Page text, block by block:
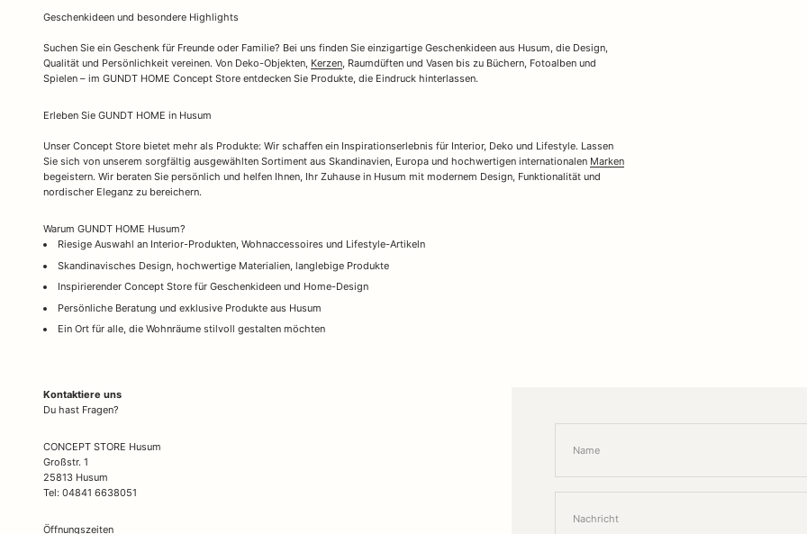
Geschenkideen und besondere Highlights
Suchen Sie ein Geschenk für Freunde oder Familie? Bei uns finden Sie einzigartige Geschenkideen aus Husum, die Design,
Qualität und Persönlichkeit vereinen. Von Deko-Objekten, Kerzen, Raumdüften und Vasen bis zu Büchern, Fotoalben und
Spielen – im GUNDT HOME Concept Store entdecken Sie Produkte, die Eindruck hinterlassen.
Erleben Sie GUNDT HOME in Husum
Unser Concept Store bietet mehr als Produkte: Wir schaffen ein Inspirationserlebnis für Interior, Deko und Lifestyle. Lassen
Sie sich von unserem sorgfältig ausgewählten Sortiment aus Skandinavien, Europa und hochwertigen internationalen Marken
begeistern. Wir beraten Sie persönlich und helfen Ihnen, Ihr Zuhause in Husum mit modernem Design, Funktionalität und
nordischer Eleganz zu bereichern.
Warum GUNDT HOME Husum?
Riesige Auswahl an Interior-Produkten, Wohnaccessoires und Lifestyle-Artikeln
Skandinavisches Design, hochwertige Materialien, langlebige Produkte
Inspirierender Concept Store für Geschenkideen und Home-Design
Persönliche Beratung und exklusive Produkte aus Husum
Ein Ort für alle, die Wohnräume stilvoll gestalten möchten
Kontaktiere uns
Du hast Fragen?
CONCEPT STORE Husum
Großstr. 1
25813 Husum
Tel: 04841 6638051
Öffnungszeiten
Name
Nachricht